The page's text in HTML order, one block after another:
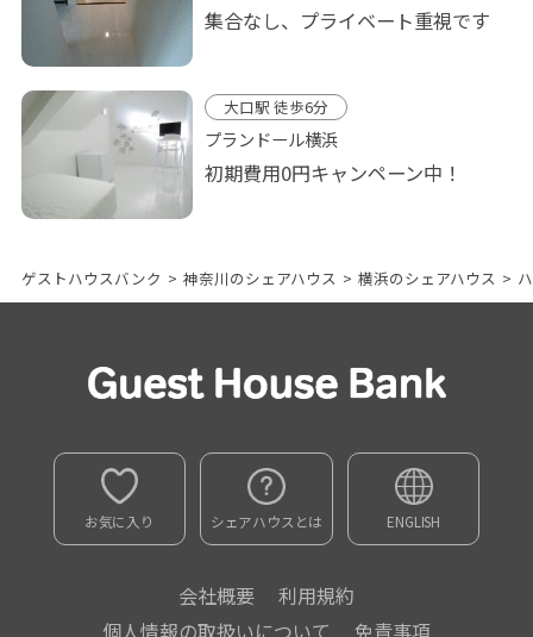
集合なし、プライベート重視です
大口駅 徒歩6分
プランドール横浜
初期費用0円キャンペーン中！
ゲストハウスバンク > 神奈川のシェアハウス > 横浜のシェアハウス >
お気に入り シェアハウスとは ENGLISH
会社概要
利用規約
個人情報の取扱いについて
免責事項